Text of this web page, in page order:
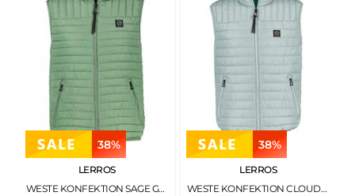
38%
LERROS
WESTE KONFEKTION SAGE GREEN
38%
LERROS
WESTE KONFEKTION CLOUD BLUE